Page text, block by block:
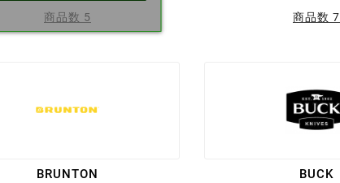
商品数 5 商品数 7
BRUNTON BUCK